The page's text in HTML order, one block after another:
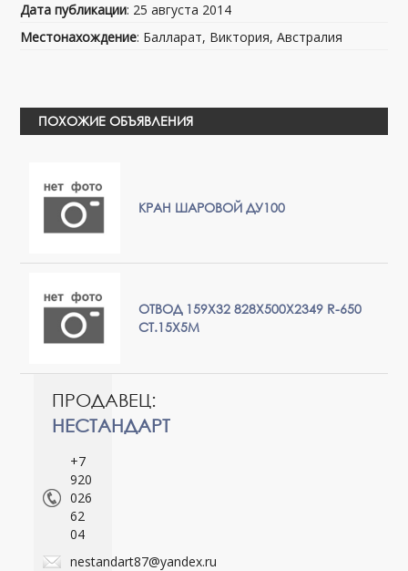
Дата публикации: 25 августа 2014
Местонахождение: Балларат, Виктория, Австралия
ПОХОЖИЕ ОБЪЯВЛЕНИЯ
КРАН ШАРОВОЙ ДУ100
ОТВОД 159Х32 828Х500Х2349 R-650
СТ.15Х5М
ПРОДАВЕЦ:
НЕСТАНДАРТ
+7
920
026
62
04
nestandart87@yandex.ru